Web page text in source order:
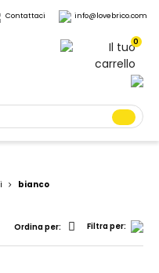
Contattaci info@lovebrico.com
0
bianco
Ordina per: Filtra per: